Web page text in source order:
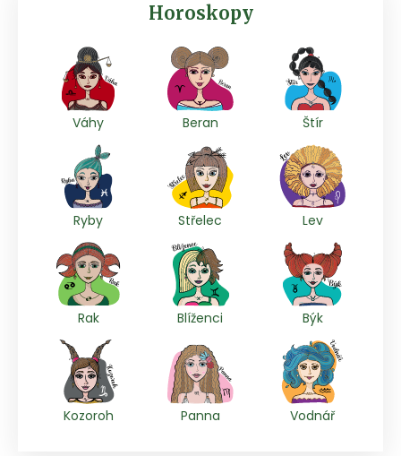
Horoskopy
Váhy Beran Štír
Ryby Střelec Lev
Rak Blíženci Býk
Kozoroh Panna Vodnář